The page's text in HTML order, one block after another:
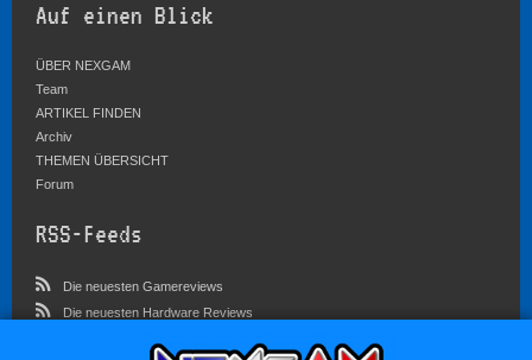
Auf einen Blick
ÜBER NEXGAM
Team
ARTIKEL FINDEN
Archiv
THEMEN ÜBERSICHT
Forum
RSS-Feeds
Die neuesten Gamereviews
Die neuesten Hardware Reviews